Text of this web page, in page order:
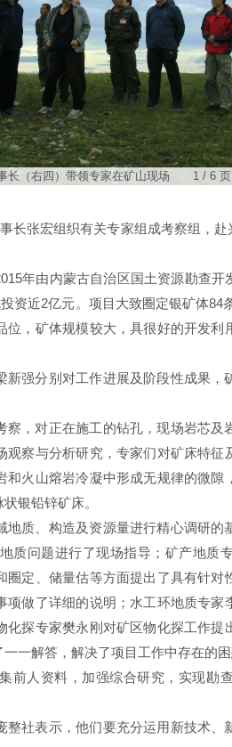
长（右四）带领专家在矿山现场 1 / 6 页
长张宏组织有关专家组成考察组，
年由内蒙古自治区国土资源勘查
资近2亿元。项目大致圈定银矿体84
，矿体规模较大，具很好的开发
强分别对工作进展及阶段性成果，
，对正在施工的钻孔，现场岩芯及
察与分析研究，专家们对矿床特
火山熔岩冷凝中形成无规律的微隙
银铅锌矿床。
质、构造及资源量进行精心调研的
质问题进行了现场指导；矿产地质
定、储量估等方面提出了具有针对
做了详细的说明；水工环地质专家
探专家樊永刚对矿区物化探工作提
一解答，解决了项目工作中存在的
前人资料，加强综合研究，实现勘
社表示，他们要充分运用新技术、